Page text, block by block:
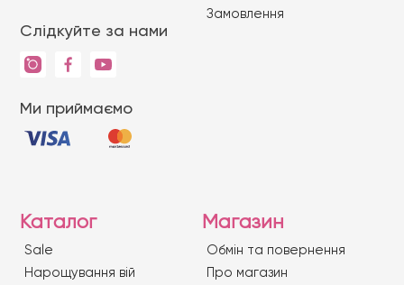
Слідкуйте за нами
Ми приймаємо
Замовлення
Каталог
Sale
Нарощування вій
Магазин
Обмін та повернення
Про магазин